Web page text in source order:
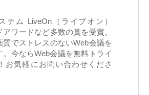
テム LiveOn（ライブオン）
ワードなど多数の賞を受賞。
質でストレスのないWeb会議を
。今ならWeb会議を無料トライ
お気軽にお問い合わせくださ